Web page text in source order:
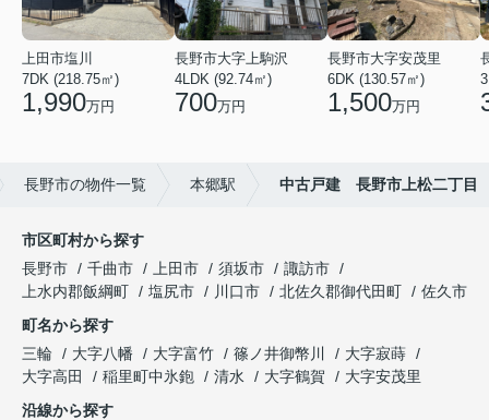
上田市塩川
7DK (218.75㎡)
1,990万円
長野市大字上駒沢
4LDK (92.74㎡)
700万円
長野市大字安茂里
6DK (130.57㎡)
1,500万円
長野市の物件一覧 本郷駅 中古戸建 長野市上松二丁目
市区町村から探す
長野市
千曲市 上田市 須坂市
諏訪市
上水内郡飯綱町
塩尻市 川口市 北佐久郡御代田町
佐久市
町名から探す
三輪
大字八幡 大字富竹 篠ノ井御幣川
大字寂蒔
大字高田
稲里町中氷鉋 清水 大字鶴賀
大字安茂里
沿線から探す